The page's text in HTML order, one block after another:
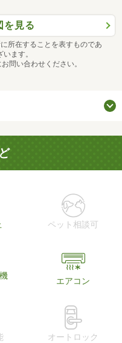
を見る
所在することを表すものであ
ます。
問い合わせください。
ペット相談可
エアコン
オートロック